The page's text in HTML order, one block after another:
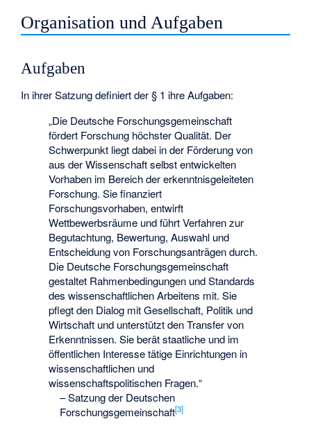
Organisation und Aufgaben
Aufgaben
In ihrer Satzung definiert der § 1 ihre Aufgaben:
„Die Deutsche Forschungsgemeinschaft
fördert Forschung höchster Qualität. Der
Schwerpunkt liegt dabei in der Förderung von
aus der Wissenschaft selbst entwickelten
Vorhaben im Bereich der erkenntnisgeleiteten
Forschung. Sie finanziert
Forschungsvorhaben, entwirft
Wettbewerbsräume und führt Verfahren zur
Begutachtung, Bewertung, Auswahl und
Entscheidung von Forschungsanträgen durch.
Die Deutsche Forschungsgemeinschaft
gestaltet Rahmenbedingungen und Standards
des wissenschaftlichen Arbeitens mit. Sie
pflegt den Dialog mit Gesellschaft, Politik und
Wirtschaft und unterstützt den Transfer von
Erkenntnissen. Sie berät staatliche und im
öffentlichen Interesse tätige Einrichtungen in
wissenschaftlichen und
wissenschaftspolitischen Fragen.“
–Satzung der Deutschen
Forschungsgemeinschaft[3]